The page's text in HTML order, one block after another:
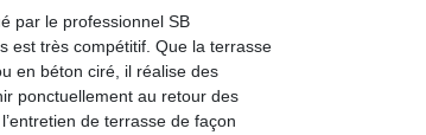
par le professionnel SB
est très compétitif. Que la terrasse
en béton ciré, il réalise des
ponctuellement au retour des
de terrasse de façon